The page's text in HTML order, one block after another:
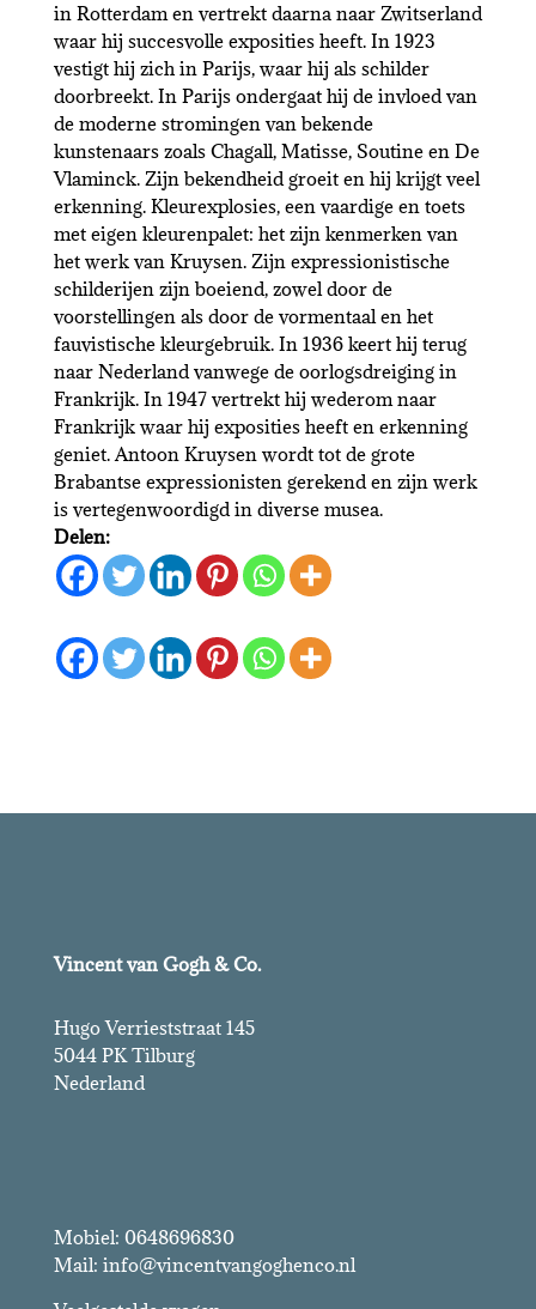
in Rotterdam en vertrekt daarna naar Zwitserland
waar hij succesvolle exposities heeft. In 1923
vestigt hij zich in Parijs, waar hij als schilder
doorbreekt. In Parijs ondergaat hij de invloed van
de moderne stromingen van bekende
kunstenaars zoals Chagall, Matisse, Soutine en De
Vlaminck. Zijn bekendheid groeit en hij krijgt veel
erkenning. Kleurexplosies, een vaardige en toets
met eigen kleurenpalet: het zijn kenmerken van
het werk van Kruysen. Zijn expressionistische
schilderijen zijn boeiend, zowel door de
voorstellingen als door de vormentaal en het
fauvistische kleurgebruik. In 1936 keert hij terug
naar Nederland vanwege de oorlogsdreiging in
Frankrijk. In 1947 vertrekt hij wederom naar
Frankrijk waar hij exposities heeft en erkenning
geniet. Antoon Kruysen wordt tot de grote
Brabantse expressionisten gerekend en zijn werk
is vertegenwoordigd in diverse musea.
Delen:
Vincent van Gogh & Co.
Hugo Verrieststraat 145
5044 PK Tilburg
Nederland
Mobiel: 0648696830
Mail: info@vincentvangoghenco.nl